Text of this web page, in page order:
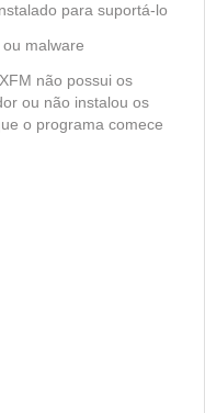
para suportá-lo
malware
não possui os
ou não instalou os
o programa comece